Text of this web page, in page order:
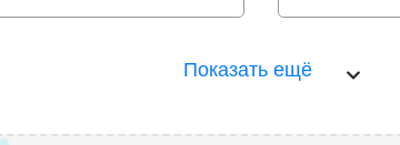
Показать ещё